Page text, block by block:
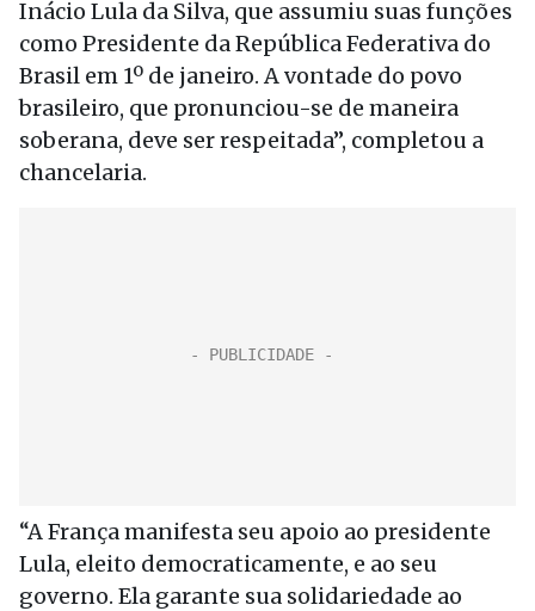
Inácio Lula da Silva, que assumiu suas funções
como Presidente da República Federativa do
Brasil em 1º de janeiro. A vontade do povo
brasileiro, que pronunciou-se de maneira
soberana, deve ser respeitada”, completou a
chancelaria.
“A França manifesta seu apoio ao presidente
Lula, eleito democraticamente, e ao seu
governo. Ela garante sua solidariedade ao